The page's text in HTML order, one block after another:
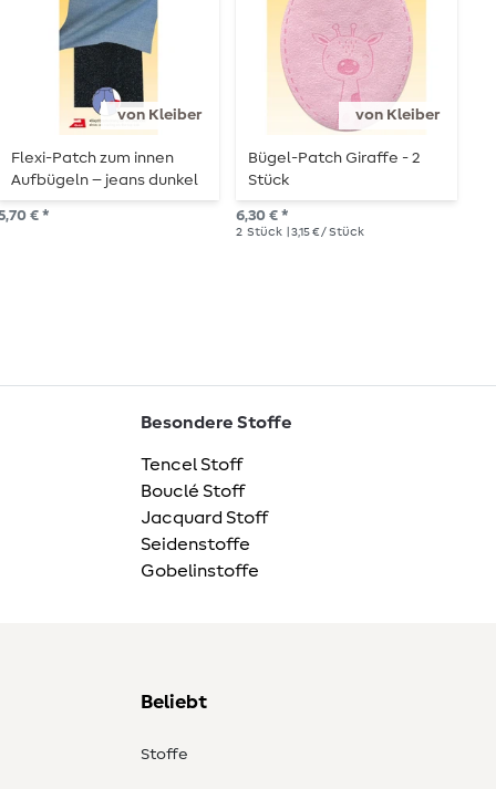
von Kleiber
Flexi-Patch zum innen
Aufbügeln – jeans dunkel
€ *
von Kleiber
Bügel-Patch Giraffe - 2
Stück
6,30 € *
2 Stück | 3,15 € / Stück
Besondere Stoffe
Tencel Stoff
Bouclé Stoff
Jacquard Stoff
Seidenstoffe
Gobelinstoffe
Beliebt
Stoffe